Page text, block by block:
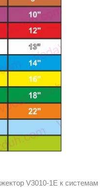
V3010-1E к системам